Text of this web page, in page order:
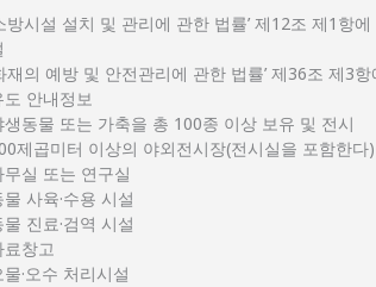
방시설 설치 및 관리에 관한 법률’ 제12조 제1항
재의 예방 및 안전관리에 관한 법률’ 제36조 제3
도 안내정보
생동물 또는 가축을 총 100종 이상 보유 및 전시
제곱미터 이상의 야외전시장(전시실을 포함한다)
무실 또는 연구실
물 사육·수용 시설
물 진료·검역 시설
료창고
물·오수 처리시설